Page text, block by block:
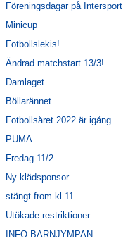
Föreningsdagar på Intersport
Minicup
Fotbollslekis!
Ändrad matchstart 13/3!
Damlaget
Böllarännet
Fotbollsåret 2022 är igång..
PUMA
Fredag 11/2
Ny klädsponsor
stängt from kl 11
Utökade restriktioner
INFO BARNJYMPAN